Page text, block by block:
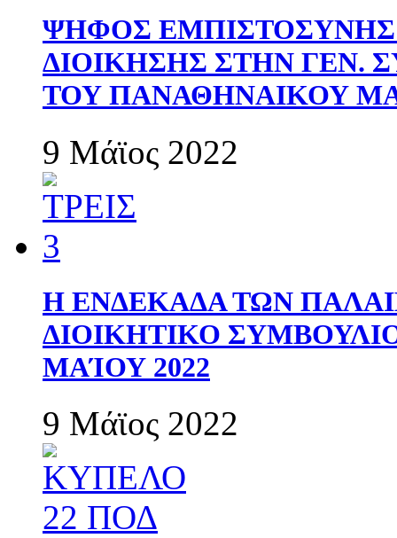
ΨΗΦΟΣ
ΔΙΟΙΚΗΣΗΣ ΣΤΗΝ ΓΕΝ.
ΤΟΥ ΠΑΝΑΘΗΝΑΙΚΟΥ
9 Μάϊος 2022
Η ΕΝΔΕΚΑΔΑ ΤΩΝ
ΔΙΟΙΚΗΤΙΚΟ
ΜΑΊΟΥ 2022
9 Μάϊος 2022